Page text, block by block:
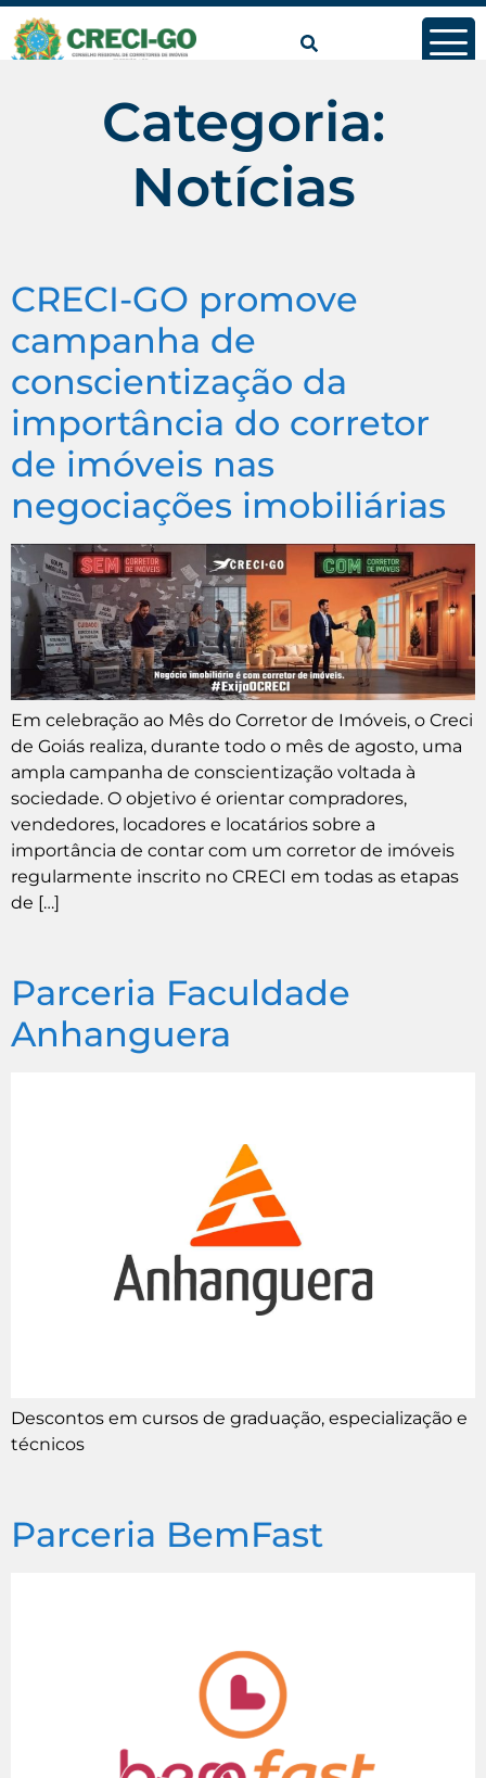
conteúdo
Categoria:
Notícias
CRECI-GO promove
campanha de
conscientização da
importância do corretor
de imóveis nas
negociações imobiliárias
Em celebração ao Mês do Corretor de Imóveis, o Creci
de Goiás realiza, durante todo o mês de agosto, uma
ampla campanha de conscientização voltada à
sociedade. O objetivo é orientar compradores,
vendedores, locadores e locatários sobre a
importância de contar com um corretor de imóveis
regularmente inscrito no CRECI em todas as etapas
de […]
Parceria Faculdade
Anhanguera
Descontos em cursos de graduação, especialização e
técnicos
Parceria BemFast